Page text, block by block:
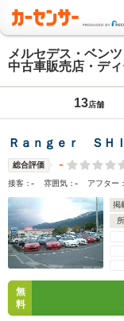
メルセデス・ベン
中古車販売店・デ
13店舗
Ｒａｎｇｅｒ ＳＨ
総合評価 -
接客：- 雰囲気：- アフター
掲
無
料